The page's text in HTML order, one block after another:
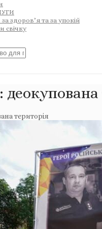
здоров’я та за упокій
свічку
деокупована
територія